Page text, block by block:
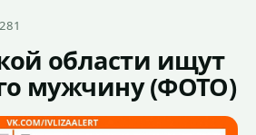
области ищут
мужчину (ФОТО)